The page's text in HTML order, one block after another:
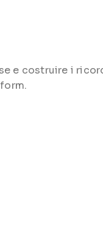
e costruire i